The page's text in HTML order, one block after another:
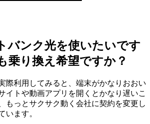
バンク光を使いたいです
乗り換え希望ですか？
際利用してみると、端末がかなりおおい
イトや動画アプリを開くとかなり遅いこ
もっとサクサク動く会社に契約を変更し
います。